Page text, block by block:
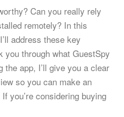
Can you really rely
remotely? In this
address these key
you through what GuestSpy
the app, I’ll give you a clear
so you can make an
you’re considering buying